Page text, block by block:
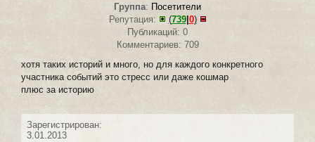
Группа: Посетители
Репутация:
(739| 0)
Публикаций: 0
Комментариев: 709
хотя таких историй и много, но для каждого конкретного
участника событий это стресс или даже кошмар
плюс за историю
Зарегистрирован:
3.01.2013